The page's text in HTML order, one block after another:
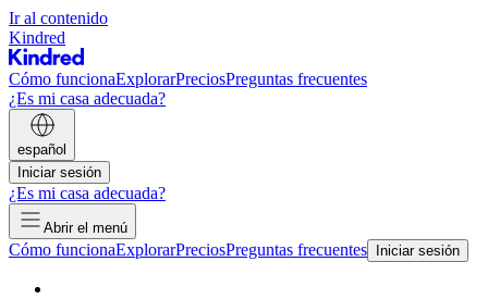
Ir al contenido
Kindred
Cómo funcionaExplorarPreciosPreguntas frecuentes
¿Es mi casa adecuada?
español
Iniciar sesión
¿Es mi casa adecuada?
Abrir el menú
Cómo funcionaExplorarPreciosPreguntas frecuentes Iniciar sesión